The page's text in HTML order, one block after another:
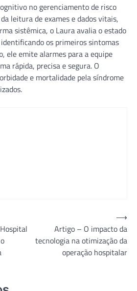
no gerenciamento de risco
leitura de exames e dados vitais,
sistêmica, o Laura avalia o estado
os primeiros sintomas
ele emite alarmes para a equipe
rápida, precisa e segura. O
e mortalidade pela síndrome
Artigo – O impacto da
tecnologia na otimização da
operação hospitalar
⟶